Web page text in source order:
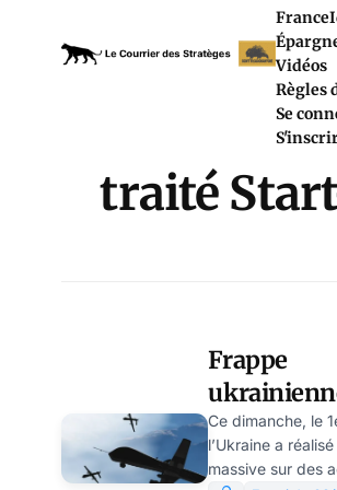
France
Vidéos
Règles
Se
traité
Frappe
l’aviation
Ce dimanche, le
l’Ukraine a
massive sur des